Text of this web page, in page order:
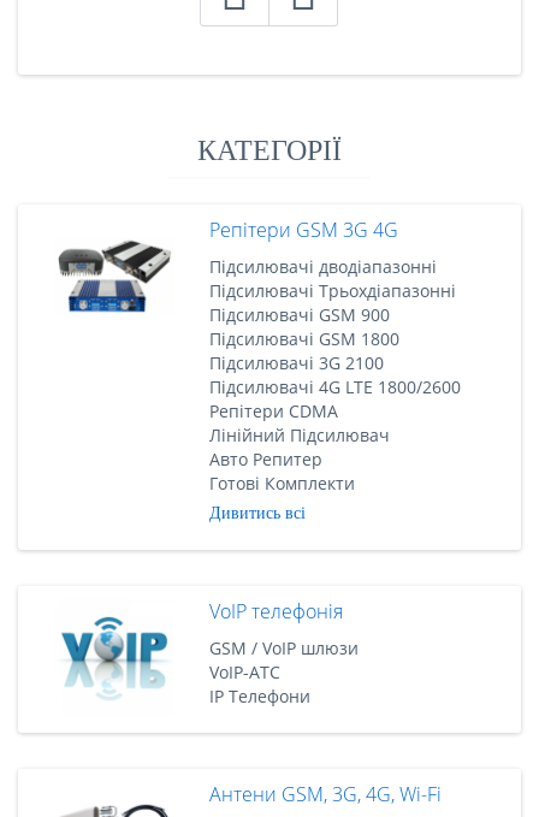
КАТЕГОРІЇ
Репітери GSM 3G 4G
Підсилювачі дводіапазонні
Підсилювачі Трьохдіапазонні
Підсилювачі GSM 900
Підсилювачі GSM 1800
Підсилювачі 3G 2100
Підсилювачі 4G LTE 1800/2600
Репітери CDMA
Лінійний Підсилювач
Авто Репитер
Готові Комплекти
Дивитись всі
VoIP телефонія
GSM / VoIP шлюзи
VoIP-АТС
IP Телефони
Антени GSM, 3G, 4G, Wi-Fi